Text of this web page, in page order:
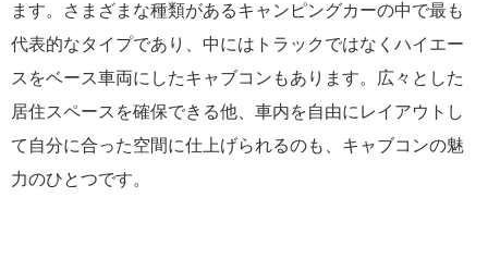
ます。さまざまな種類があるキャンピングカーの中で最も
代表的なタイプであり、中にはトラックではなくハイエー
スをベース車両にしたキャブコンもあります。広々とした
居住スペースを確保できる他、車内を自由にレイアウトし
て自分に合った空間に仕上げられるのも、キャブコンの魅
力のひとつです。